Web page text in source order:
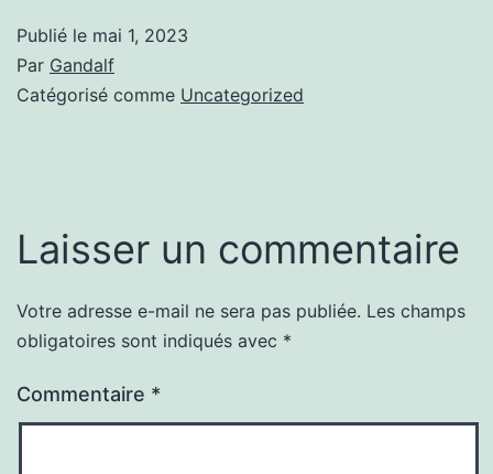
Publié le mai 1, 2023
Par Gandalf
Catégorisé comme Uncategorized
Laisser un commentaire
Votre adresse e-mail ne sera pas publiée. Les champs
obligatoires sont indiqués avec *
Commentaire *